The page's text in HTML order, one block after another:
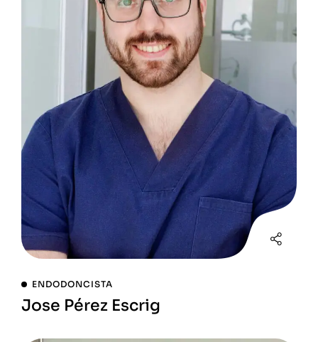
ENDODONCISTA
Jose Pérez Escrig